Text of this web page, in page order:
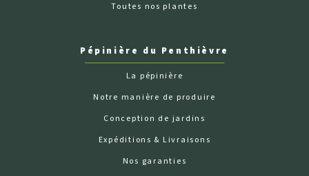
Toutes nos plantes
Pépinière du Penthièvre
La pépinière
Notre manière de produire
Conception de jardins
Expéditions & Livraisons
Nos garanties